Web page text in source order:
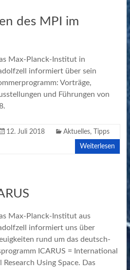
des MPI im
Max-Planck-Institut in
informiert über sein
Vorträge,
und Führungen von
12. Juli 2018 Aktuelles, Tipps
Weiterlesen
Max-Planck-Institut aus
informiert uns über
rund um das deutsch-
ICARUS = International
Using Space. Das